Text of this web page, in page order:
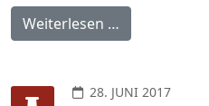
Weiterlesen …
28. JUNI 2017